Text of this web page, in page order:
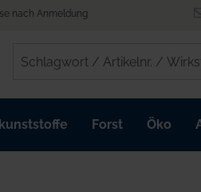
nach Anmeldung
Forst Öko